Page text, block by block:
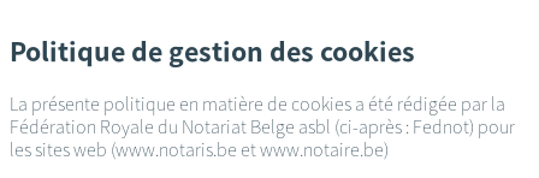
au
contenu
Politique de gestion des cookies
La présente politique en matière de cookies a été rédigée par la
Fédération Royale du Notariat Belge asbl (ci-après : Fednot) pour
les sites web (www.notaris.be et www.notaire.be)